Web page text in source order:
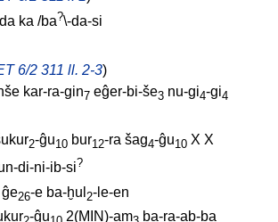
ka /ba?\-da-si
6/2 311 ll. 2-3)
kar-ra-gin7 eĝer-bi-še3 nu-gi4-gi4
2-ĝu10 bur12-ra šag4-ĝu10 X X
di-ni-ib-si?
ĝe26-e ba-ḫul 2-le-en
-ĝu 2(MIN)-am ba-ra-ab-ba